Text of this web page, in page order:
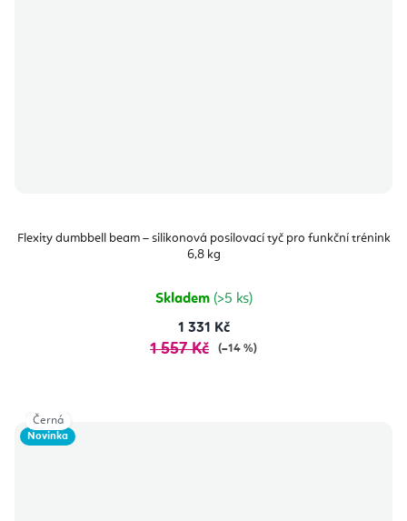
Flexity dumbbell beam – silikonová posilovací tyč pro funkční trénink
6,8 kg
Skladem (>5 ks)
1 331 Kč
1 557 Kč (–14 %)
Novinka
Černá